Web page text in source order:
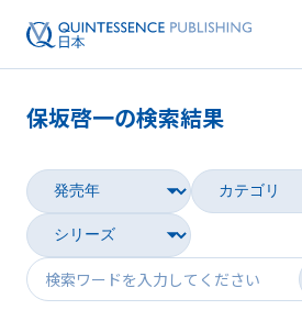
雑誌
映像
電子BOOK
保坂啓一の検索結果